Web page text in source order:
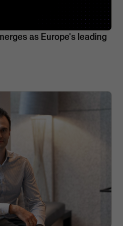
as Europe's leading